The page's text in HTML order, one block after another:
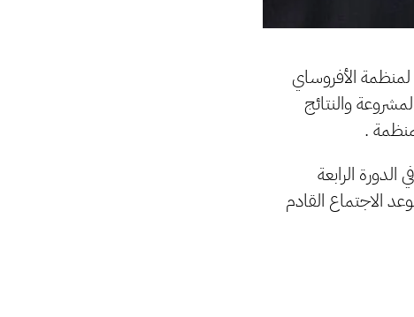
الأفروساي
والنتائج
.
الرابعة
2022, مضيفاً عن إعلان موعد الاجتماع القادم